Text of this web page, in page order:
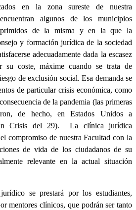
en la zona sureste de nuestra
algunos de los municipios
de la misma y en la que la
y formación jurídica de la sociedad
adecuadamente dada la escasez
su coste, máxime cuando se trata de
de exclusión social. Esa demanda se
de particular crisis económica, como
de la pandemia (las primeras
de hecho, en Estados Unidos a
Crisis del 29). La clínica jurídica
compromiso de nuestra Facultad con la
de vida de los ciudadanos de su
relevante en la actual situación
se prestará por los estudiantes,
mentores clínicos, que podrán ser tanto